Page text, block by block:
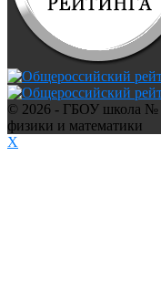
© 2026 - ГБОУ школа №
физики и математики
X